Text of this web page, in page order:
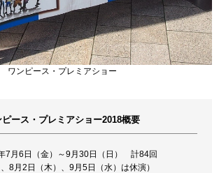
ワンピース・プレミアショー
ピース・プレミアショー2018概要
7月6日（金）～9月30日（日） 計84回
8月2日（木）、9月5日（水）は休演）